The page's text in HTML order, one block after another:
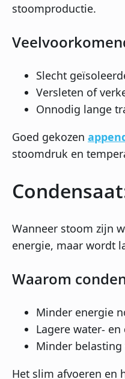
stoomproductie.
Slecht
Versleten of
Onnodig lange
Goed gekozen
stoomdruk en
Wanneer stoom zijn
energie, maar wordt
Waarom
Minder energie
Lagere water-
Minder belasting
Het slim afvoeren en